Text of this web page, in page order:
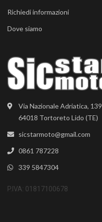
Via Nazionale Adriatica, 139
64018 Tortoreto Lido (TE)
sicstarmoto@gmail.com
0861 787228
339 5847304
P.IVA: 01817100678
Richiedi informazioni
Dove siamo